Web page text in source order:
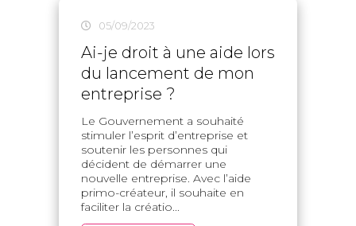
05/09/2023
Ai-je droit à une aide lors
du lancement de mon
entreprise ?
Le Gouvernement a souhaité
stimuler l’esprit d’entreprise et
soutenir les personnes qui
décident de démarrer une
nouvelle entreprise. Avec l’aide
primo-créateur, il souhaite en
faciliter la créatio...